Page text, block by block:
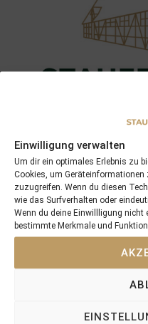
Einwilligung verwalten
Um dir ein optimales Erlebnis zu
Cookies, um
zuzugreifen. Wenn du diesen
wie das Surfverhalten oder
Wenn du deine Einwillligung
bestimmte Merkmale und